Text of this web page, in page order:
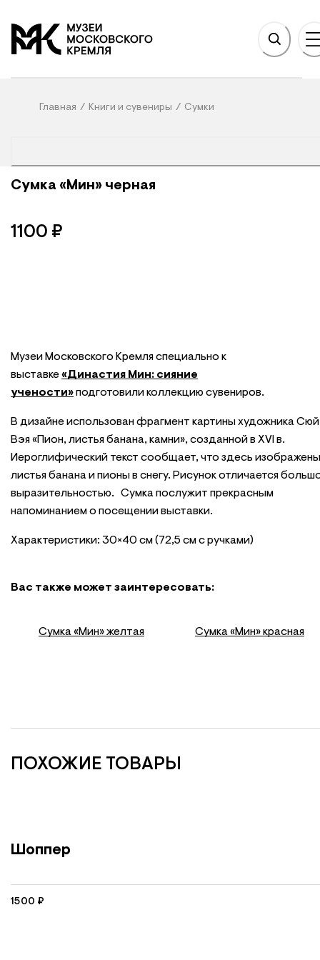
На главную
Главная / Книги и сувениры / Сумки
Сумка «Мин» черная
1100 ₽
Музеи Московского Кремля специально к
выставке«Династия Мин: сияние
учености»подготовили коллекцию сувениров.
В дизайне использован фрагмент картины художника Сюй
Вэя «Пион, листья банана, камни», созданной в XVI в.
Иероглифический текст сообщает, что здесь изображены
листья банана и пионы в снегу. Рисунок отличается
выразительностью. Сумка послужит прекрасным
напоминанием о посещении выставки.
Характеристики: 30×40 см (72,5 см с ручками)
Вас также может заинтересовать:
Сумка «Мин» желтая Сумка «Мин» красная
ПОХОЖИЕ ТОВАРЫ
Шоппер
1500 ₽